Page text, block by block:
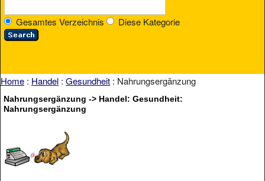
Gesamtes Verzeichnis Diese Kategorie
Home : Handel : Gesundheit : Nahrungsergänzung
Nahrungsergänzung -> Handel: Gesundheit:
Nahrungsergänzung